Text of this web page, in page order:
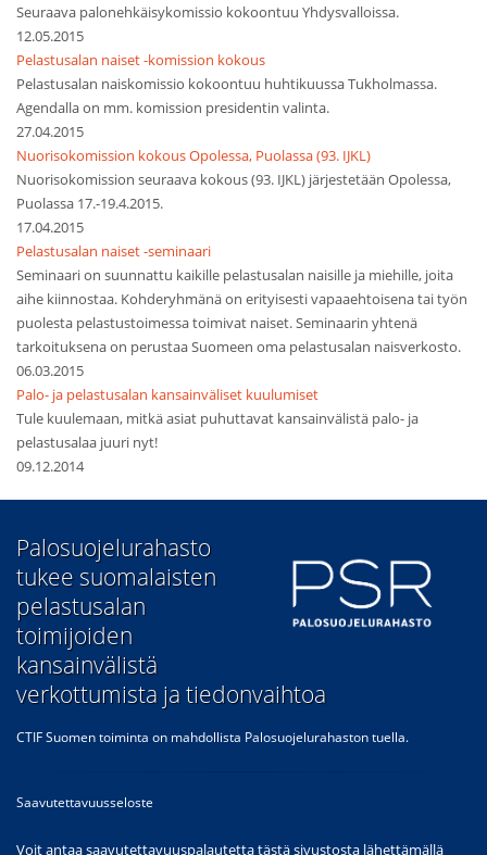
Seuraava palonehkäisykomissio kokoontuu Yhdysvalloissa.
12.05.2015
Pelastusalan naiset -komission kokous
Pelastusalan naiskomissio kokoontuu huhtikuussa Tukholmassa.
Agendalla on mm. komission presidentin valinta.
27.04.2015
Nuorisokomission kokous Opolessa, Puolassa (93. IJKL)
Nuorisokomission seuraava kokous (93. IJKL) järjestetään Opolessa,
Puolassa 17.-19.4.2015.
17.04.2015
Pelastusalan naiset -seminaari
Seminaari on suunnattu kaikille pelastusalan naisille ja miehille, joita
aihe kiinnostaa. Kohderyhmänä on erityisesti vapaaehtoisena tai työn
puolesta pelastustoimessa toimivat naiset. Seminaarin yhtenä
tarkoituksena on perustaa Suomeen oma pelastusalan naisverkosto.
06.03.2015
Palo- ja pelastusalan kansainväliset kuulumiset
Tule kuulemaan, mitkä asiat puhuttavat kansainvälistä palo- ja
pelastusalaa juuri nyt!
09.12.2014
​Palosuojelurahasto
tukee suomalaisten
pelastusalan
toimijoiden
kansainvälistä
verkottumista ja tiedonvaihtoa
CTIF Suomen toiminta on mahdollista Palosuojelurahaston tuella.
Saavutettavuusseloste
Voit antaa saavutettavuuspalautetta tästä sivustosta lähettämällä